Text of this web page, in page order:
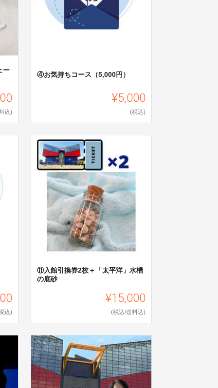
ー
込)
④お気持ちコース（5,000円）
¥5,000
(税込)
込)
⑪入館引換券2枚＋「太平洋」水槽
の底砂
¥15,000
(税込/送料込)